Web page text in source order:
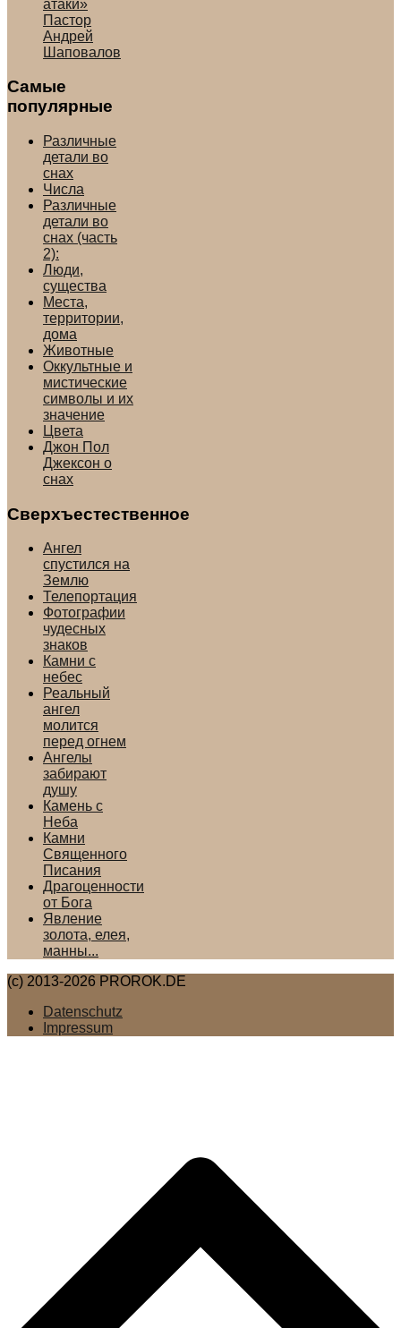
атаки»
Пастор
Андрей
Шаповалов
Самые
популярные
Различные
детали во
снах
Числа
Различные
детали во
снах (часть
2):
Люди,
существа
Места,
территории,
дома
Животные
Оккультные и
мистические
символы и их
значение
Цвета
Джон Пол
Джексон о
снах
Сверхъестественное
Ангел
спустился на
Землю
Телепортация
Фотографии
чудесных
знаков
Камни с
небес
Реальный
ангел
молится
перед огнем
Ангелы
забирают
душу
Камень с
Неба
Камни
Священного
Писания
Драгоценности
от Бога
Явление
золота, елея,
манны...
(c) 2013-2026 PROROK.DE
Datenschutz
Impressum